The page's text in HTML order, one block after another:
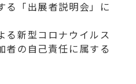
る「出展者説明会」に
る新型コロナウイルス
者の自己責任に属する